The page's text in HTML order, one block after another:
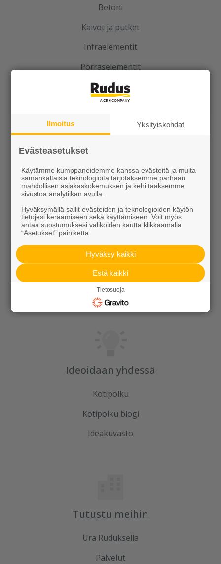
Betoni
Kaivot ja putket
Infraelementit
Porraselementit
Julkisivuelementit
Louhinta, murskaus, esirakentaminen
Rudus
Uutiset
Referenssit
Tilaa uutiskirje
Ideoidaan yhdessä
Kotipolku
Kotipolku blogi
Ideakuvasto
Tutustu meihin
Ura Ruduksella
Palvelut
Ilmoitus Yksityiskohdat
Evästeasetukset
Käytämme kumppaneidemme kanssa evästeitä ja muita
samankaltaisia teknologioita tarjotaksemme parhaan
mahdollisen asiakaskokemuksen ja kehittääksemme
sivustoa analytiikan avulla.
Hyväksymällä sallit evästeiden ja teknologioiden käytön
tietojesi keräämiseen sekä käyttämiseen. Voit myös
antaa suostumuksesi valikoiden kautta klikkaamalla
“Asetukset” painiketta.
Hyväksy kaikki
Estä kaikki
Tietosuoja